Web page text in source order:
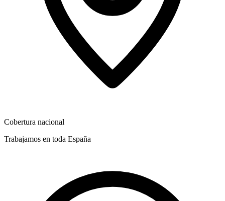
Cobertura nacional
Trabajamos en toda España